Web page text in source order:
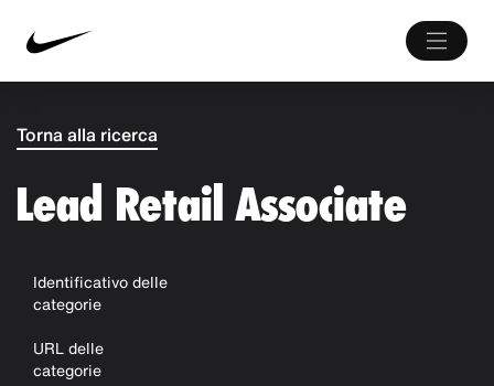
Torna alla ricerca
Lead Retail Associate
Identificativo delle
categorie
URL delle
categorie